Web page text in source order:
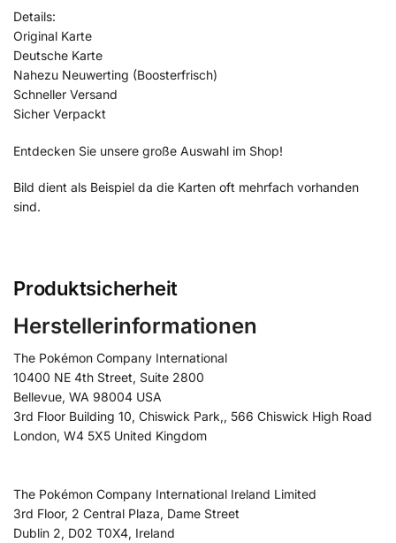
Details:
Original Karte
Deutsche Karte
Nahezu Neuwerting (Boosterfrisch)
Schneller Versand
Sicher Verpackt
Entdecken Sie unsere große Auswahl im Shop!
Bild dient als Beispiel da die Karten oft mehrfach vorhanden
sind.
Produktsicherheit
Herstellerinformationen
The Pokémon Company International
10400 NE 4th Street, Suite 2800
Bellevue, WA 98004 USA
3rd Floor Building 10, Chiswick Park,, 566 Chiswick High Road
London, W4 5X5 United Kingdom
The Pokémon Company International Ireland Limited
3rd Floor, 2 Central Plaza, Dame Street
Dublin 2, D02 T0X4, Ireland